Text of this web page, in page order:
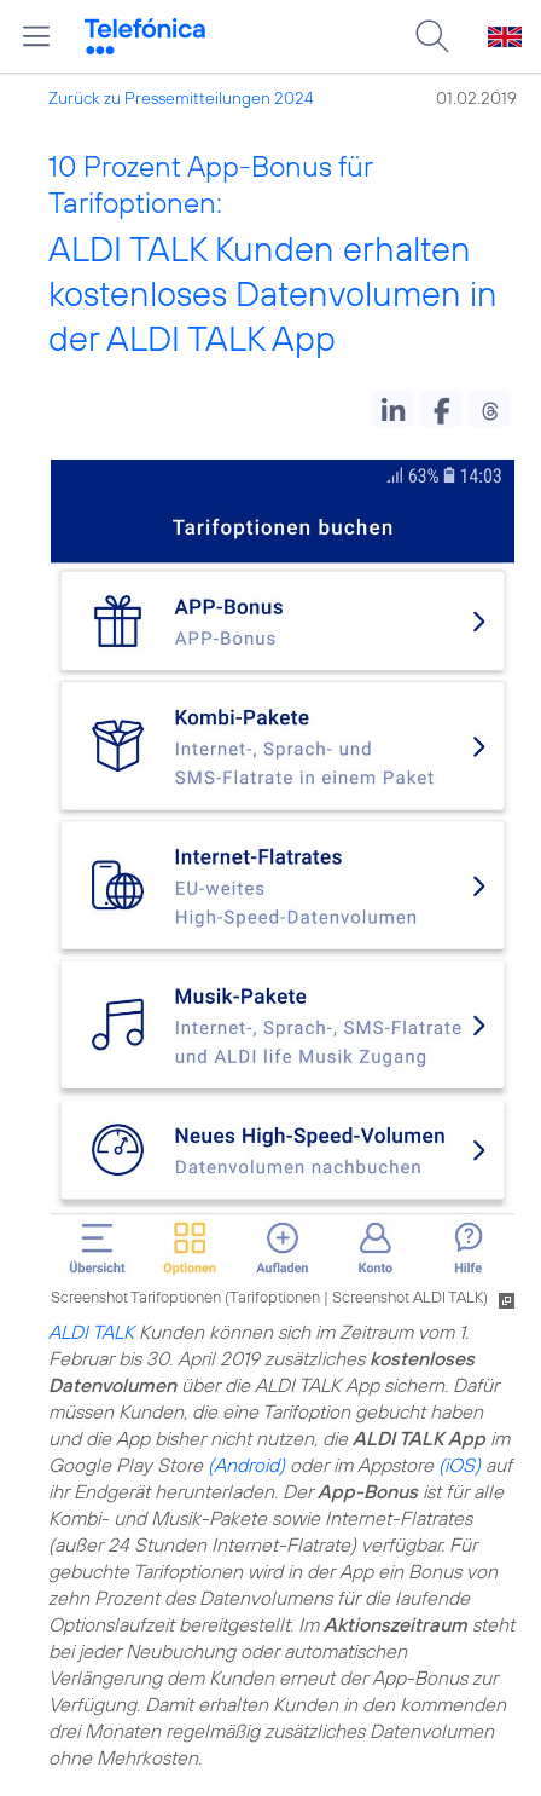
Zurück zu Pressemitteilungen 2024 01.02.2019
10 Prozent App-Bonus für
Tarifoptionen:
ALDI TALK Kunden erhalten
kostenloses Datenvolumen in
der ALDI TALK App
Screenshot Tarifoptionen (Tarifoptionen | Screenshot ALDI TALK)
ALDI TALKKunden können sich im Zeitraum vom 1.
Februar bis 30. April 2019 zusätzliches kostenloses
Datenvolumenüber die ALDI TALK App sichern. Dafür
müssen Kunden, die eine Tarifoption gebucht haben
und die App bisher nicht nutzen, dieALDI TALK App im
Google Play Store (Android)oder im Appstore (iOS)auf
ihr Endgerät herunterladen. DerApp-Bonusist für alle
Kombi- und Musik-Pakete sowie Internet-Flatrates
(außer 24 Stunden Internet-Flatrate) verfügbar. Für
gebuchte Tarifoptionen wird in der App ein Bonus von
zehn Prozent des Datenvolumens für die laufende
Optionslaufzeit bereitgestellt. ImAktionszeitraum steht
bei jeder Neubuchung oder automatischen
Verlängerung dem Kunden erneut der App-Bonus zur
Verfügung. Damit erhalten Kunden in den kommenden
drei Monaten regelmäßig zusätzliches Datenvolumen
ohne Mehrkosten.